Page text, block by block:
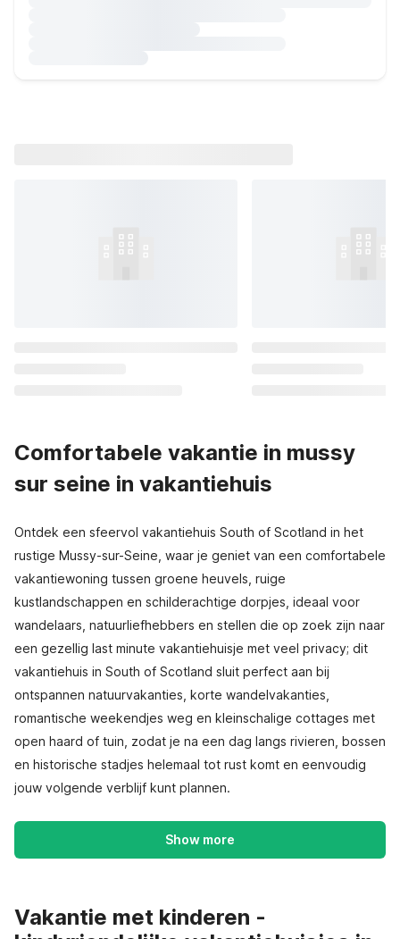
Comfortabele vakantie in mussy
sur seine in vakantiehuis
Ontdek een sfeervol vakantiehuis South of Scotland in het
rustige Mussy-sur-Seine, waar je geniet van een comfortabele
vakantiewoning tussen groene heuvels, ruige
kustlandschappen en schilderachtige dorpjes, ideaal voor
wandelaars, natuurliefhebbers en stellen die op zoek zijn naar
een gezellig last minute vakantiehuisje met veel privacy; dit
vakantiehuis in South of Scotland sluit perfect aan bij
ontspannen natuurvakanties, korte wandelvakanties,
romantische weekendjes weg en kleinschalige cottages met
open haard of tuin, zodat je na een dag langs rivieren, bossen
en historische stadjes helemaal tot rust komt en eenvoudig
jouw volgende verblijf kunt plannen.
Show more
Vakantie met kinderen -